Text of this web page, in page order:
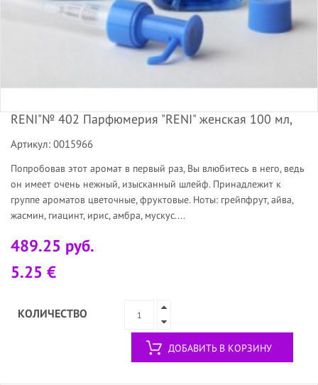
RENI"№ 402 Парфюмерия "RENI" женская 100 мл,
Артикул: 0015966
Попробовав этот аромат в первый раз, Вы влюбитесь в него, ведь
он имеет очень нежный, изысканный шлейф. Принадлежит к
группе ароматов цветочные, фруктовые. Ноты: грейпфрут, айва,
жасмин, гиацинт, ирис, амбра, мускус....
489.25 руб.
5.25 €
КОЛИЧЕСТВО
ДОБАВИТЬ В КОРЗИНУ